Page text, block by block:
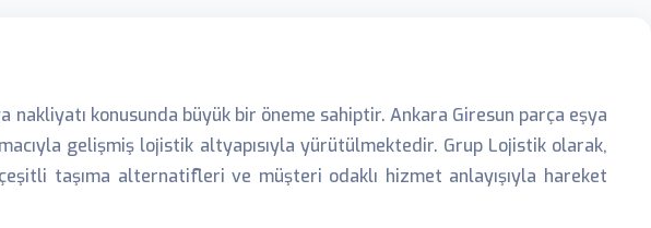
konusunda büyük bir öneme sahiptir. Ankara Giresun parça eşya
gelişmiş lojistik altyapısıyla yürütülmektedir. Grup Lojistik olarak,
taşıma alternatifleri ve müşteri odaklı hizmet anlayışıyla hareket